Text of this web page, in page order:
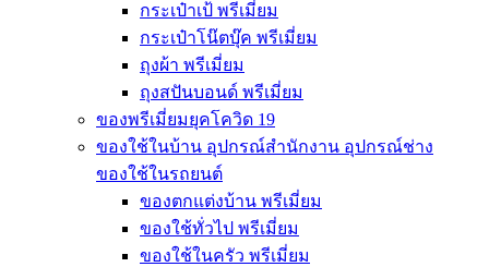
กระเป๋าเป้ พรีเมี่ยม
กระเป๋าโน๊ตบุ๊ค พรีเมี่ยม
ถุงผ้า พรีเมี่ยม
ถุงสปันบอนด์ พรีเมี่ยม
ของพรีเมี่ยมยุคโควิด 19
ของใช้ในบ้าน อุปกรณ์สำนักงาน อุปกรณ์ช่าง
ของใช้ในรถยนต์
ของตกแต่งบ้าน พรีเมี่ยม
ของใช้ทั่วไป พรีเมี่ยม
ของใช้ในครัว พรีเมี่ยม